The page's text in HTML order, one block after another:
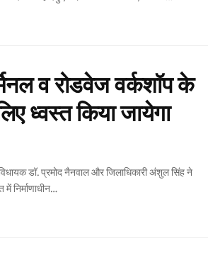
व रोडवेज वर्कशॉप के
ध्वस्त किया जायेगा
निर्माणाधीन…